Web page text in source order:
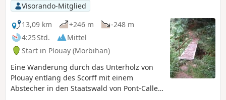
Visorando-Mitglied
13,09 km
+246 m
-248 m
4:25 Std.
Mittel
Start in Plouay (Morbihan)
Eine Wanderung durch das Unterholz von
Plouay entlang des Scorff mit einem
Abstecher in den Staatswald von Pont-Callec